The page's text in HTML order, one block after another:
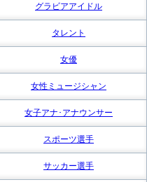
グラビアアイドル
タレント
女優
女性ミュージシャン
女子アナ･アナウンサー
スポーツ選手
サッカー選手